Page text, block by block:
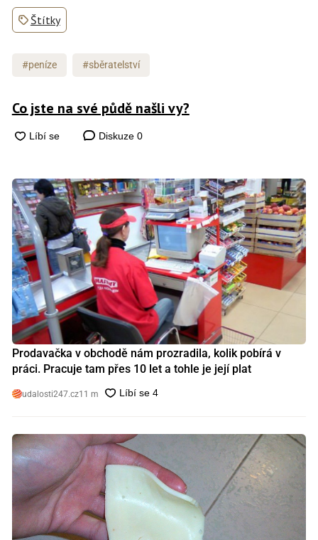
Štítky
#peníze #sběratelství
Co jste na své půdě našli vy?
Diskuze 0
Prodavačka v obchodě nám prozradila, kolik pobírá v
práci. Pracuje tam přes 10 let a tohle je její plat
udalosti247.cz11 m